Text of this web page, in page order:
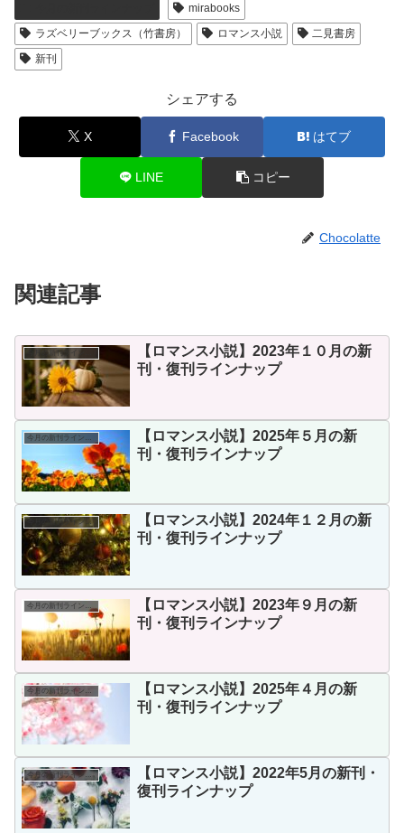
mirabooks
ラズベリーブックス（竹書房）
ロマンス小説
二見書房
新刊
シェアする
X Facebook はてブ
LINE コピー
Chocolatte
関連記事
【ロマンス小説】2023年１０月の新
刊・復刊ラインナップ
【ロマンス小説】2025年５月の新
刊・復刊ラインナップ
今月の新刊ラインナップ
【ロマンス小説】2024年１２月の新
刊・復刊ラインナップ
今月の新刊ラインナップ
【ロマンス小説】2023年９月の新
刊・復刊ラインナップ
今月の新刊ラインナップ
【ロマンス小説】2025年４月の新
刊・復刊ラインナップ
今月の新刊ラインナップ
【ロマンス小説】2022年5月の新刊・
復刊ラインナップ